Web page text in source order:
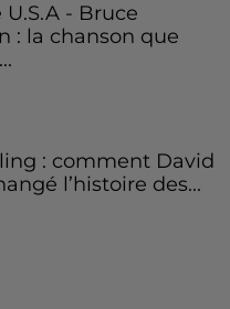
- Bruce
: la chanson que
: comment David
l’histoire des...